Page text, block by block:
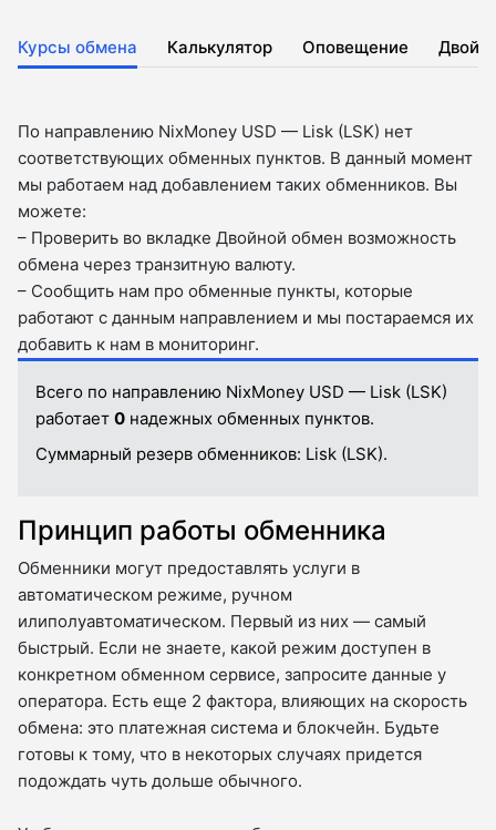
Курсы обмена Калькулятор Оповещение
По направлению NixMoney USD — Lisk (LSK) нет
соответствующих обменных пунктов. В данный момент
мы работаем над добавлением таких обменников. Вы
можете:
– Проверить во вкладкe Двойной обмен возможность
обмена через транзитную валюту.
– Сообщить нам про обменные пункты, которые
работают с данным направлением и мы постараемся их
добавить к нам в мониторинг.
Всего по направлению NixMoney USD — Lisk (LSK)
работает 0 надежных обменных пунктов.
Суммарный резерв обменников: Lisk (LSK).
Принцип работы обменника
Обменники могут предоставлять услуги в
автоматическом режиме, ручном
илиполуавтоматическом. Первый из них — самый
быстрый. Если не знаете, какой режим доступен в
конкретном обменном сервисе, запросите данные у
оператора. Есть еще 2 фактора, влияющих на скорость
обмена: это платежная система и блокчейн. Будьте
готовы к тому, что в некоторых случаях придется
подождать чуть дольше обычного.